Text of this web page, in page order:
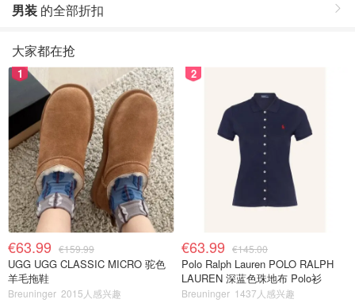
男装 的全部折扣
大家都在抢
1
€63.99 €159.99
UGG UGG CLASSIC MICRO 驼色
羊毛拖鞋
Breuninger 2015人感兴趣
2
€63.99 €145.00
Polo Ralph Lauren POLO RALPH
LAUREN 深蓝色珠地布 Polo衫
Breuninger 1437人感兴趣